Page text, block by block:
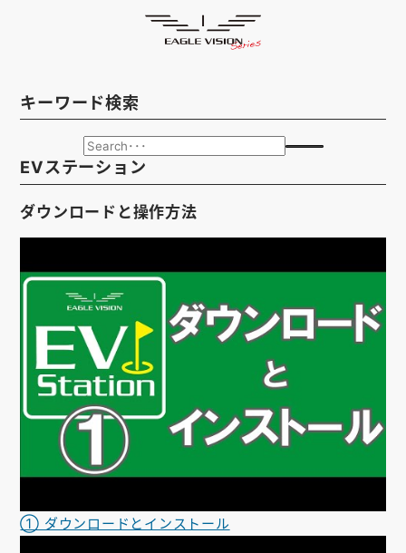
スマホアプリSMARTPHONE
ピンポジ君PIN POSITION
対応コースCOURSE
取扱い店舗SHOP
サポートSUPPORT
お知らせ
会社概要
ゴルフ場の方へ
使用方法
キーワード検索
EVステーション
ダウンロードと操作方法
① ダウンロードとインストール